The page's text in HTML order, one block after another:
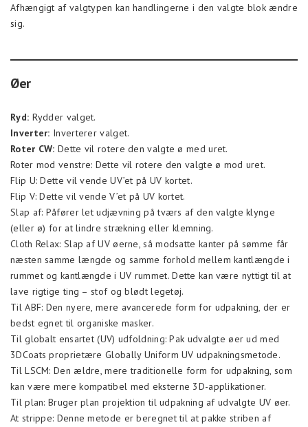
Afhængigt af valgtypen kan handlingerne i den valgte blok ændre
sig.
Øer
Ryd: Rydder valget.
Inverter: Inverterer valget.
Roter CW: Dette vil rotere den valgte ø med uret.
Roter mod venstre: Dette vil rotere den valgte ø mod uret.
Flip U: Dette vil vende UV’et på UV kortet.
Flip V: Dette vil vende V’et på UV kortet.
Slap af: Påfører let udjævning på tværs af den valgte klynge
(eller ø) for at lindre strækning eller klemning.
Cloth Relax: Slap af UV øerne, så modsatte kanter på sømme får
næsten samme længde og samme forhold mellem kantlængde i
rummet og kantlængde i UV rummet. Dette kan være nyttigt til at
lave rigtige ting – stof og blødt legetøj.
Til ABF: Den nyere, mere avancerede form for udpakning, der er
bedst egnet til organiske masker.
Til globalt ensartet (UV) udfoldning: Pak udvalgte øer ud med
3DCoats proprietære Globally Uniform UV udpakningsmetode.
Til LSCM: Den ældre, mere traditionelle form for udpakning, som
kan være mere kompatibel med eksterne 3D-applikationer.
Til plan: Bruger plan projektion til udpakning af udvalgte UV øer.
At strippe: Denne metode er beregnet til at pakke striben af